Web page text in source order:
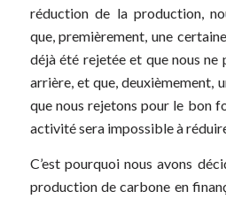
réduction de la production,
que, premièrement, une
déjà été rejetée et que nous ne
arrière, et que, deuxièmement,
que nous rejetons pour le bon
activité sera impossible à
C’est pourquoi nous avons
production de carbone en